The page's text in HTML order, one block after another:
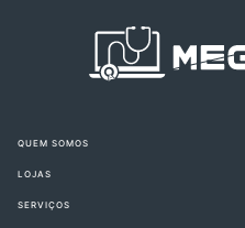
QUEM SOMOS
LOJAS
SERVIÇOS